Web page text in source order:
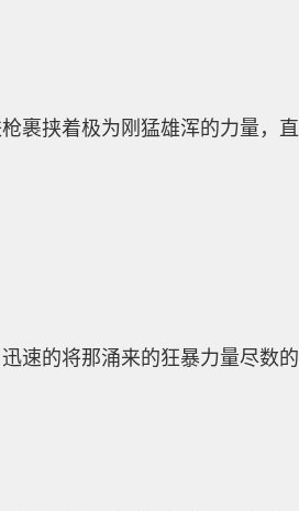
裹挟着极为刚猛雄浑的力量，直
速的将那涌来的狂暴力量尽数的